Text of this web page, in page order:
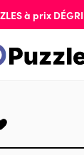
à prix